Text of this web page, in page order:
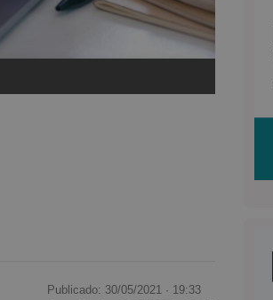
Publicado: 30/05/2021 · 19:33